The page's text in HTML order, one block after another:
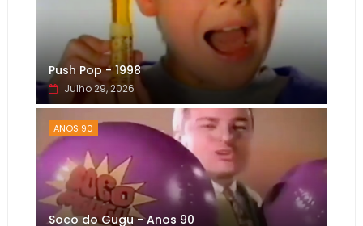
Push Pop - 1998
Julho 29, 2026
ANOS 90
Soco do Gugu - Anos 90